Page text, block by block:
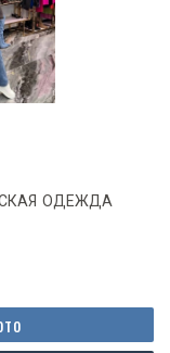
одежда